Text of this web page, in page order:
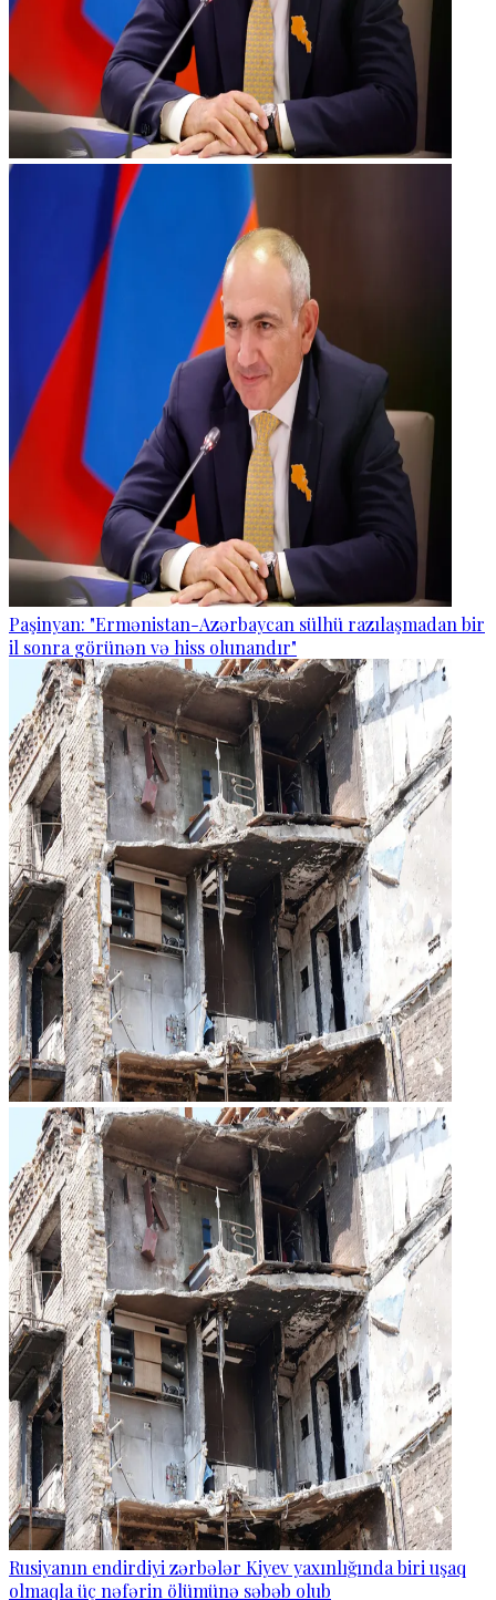
Paşinyan: "Ermənistan-Azərbaycan sülhü razılaşmadan bir
il sonra görünən və hiss olunandır"
Rusiyanın endirdiyi zərbələr Kiyev yaxınlığında biri uşaq
olmaqla üç nəfərin ölümünə səbəb olub